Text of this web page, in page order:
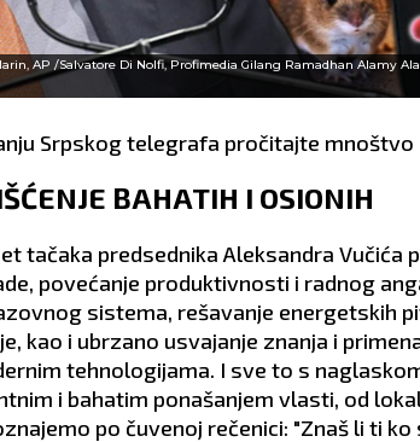
AP /Salvatore Di Nolfi, Profimedia Gilang Ramadhan Alamy
Srpskog telegrafa pročitajte
BAHATIH I OSIONIH
tačaka predsednika Aleksandra Vučića
povećanje produktivnosti i radnog
sistema, rešavanje energetskih
kao i ubrzano usvajanje znanja i
tehnologijama. I sve to s
i bahatim ponašanjem vlasti, od
po čuvenoj rečenici: "Znaš li ti ko